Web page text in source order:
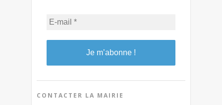
CONTACTER LA MAIRIE